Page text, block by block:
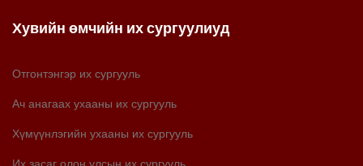
Хувийн өмчийн их сургуулиуд
Отгонтэнгэр их сургууль
Ач анагаах ухааны их сургууль
Хүмүүнлэгийн ухааны их сургууль